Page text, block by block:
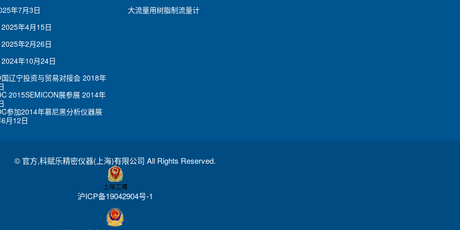
年7月3日
年4月15日
年2月26日
年10月24日
辽宁投资与贸易对接会2018年
2015SEMICON展参展2014年
参加2014年慕尼黑分析仪器展
月12日
大流量用树脂制流量计
© 官方,科赋乐精密仪器(上海)有限公司 All Rights Reserved.
沪ICP备19042904号-1